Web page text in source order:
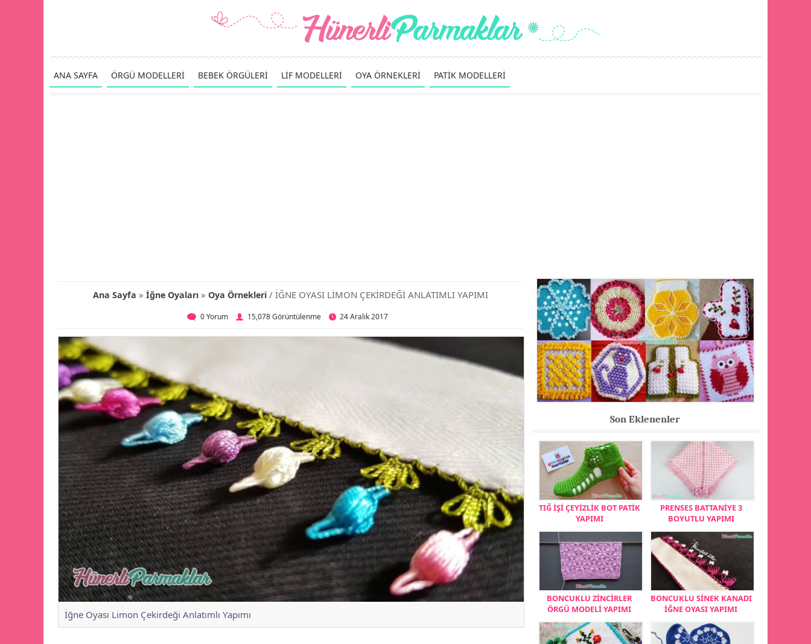
ANA SAYFA ÖRGÜ MODELLERİ BEBEK ÖRGÜLERİ LİF MODELLERİ OYA ÖRNEKLERİ PATİK MODELLERİ
Ana Sayfa » İğne Oyaları» Oya Örnekleri/ İĞNE OYASI LİMON ÇEKİRDEĞİ ANLATIMLI YAPIMI
0 Yorum 15,078 Görüntülenme 24 Aralık 2017
İğne Oyası Limon Çekirdeği Anlatımlı Yapımı
Son Eklenenler
TIĞ İŞİ ÇEYİZLİK BOT PATİK
YAPIMI
PRENSES BATTANİYE 3
BOYUTLU YAPIMI
BONCUKLU ZİNCİRLER
ÖRGÜ MODELİ YAPIMI
BONCUKLU SİNEK KANADI
İĞNE OYASI YAPIMI